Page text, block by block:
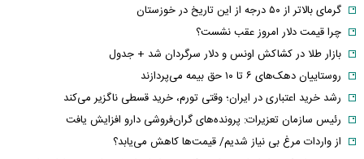
گرمای بالاتر از ۵۰ درجه از این تاریخ در خوزستان
چرا قیمت دلار امروز عقب نشست؟
بازار طلا در کشاکش اونس و دلار سرگردان شد + جدول
روستاییان دهک‌های ۶ تا ۱۰ حق بیمه می‌پردازند
رشد خرید اعتباری در ایران؛ وقتی تورم، خرید قسطی ناگزیر می‌کند
رئیس سازمان تعزیرات: پرونده‌های گران‌فروشی دارو افزایش یافت
از واردات مرغ بی نیاز شدیم/ قیمت‌ها کاهش می‌یابد؟